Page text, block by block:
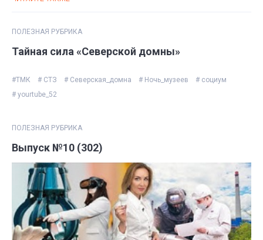
ПОЛЕЗНАЯ РУБРИКА
Тайная сила «Северской домны»
#ТМК # СТЗ # Северская_домна # Ночь_музеев
# социум
# yourtube_52
ПОЛЕЗНАЯ РУБРИКА
Выпуск №10 (302)